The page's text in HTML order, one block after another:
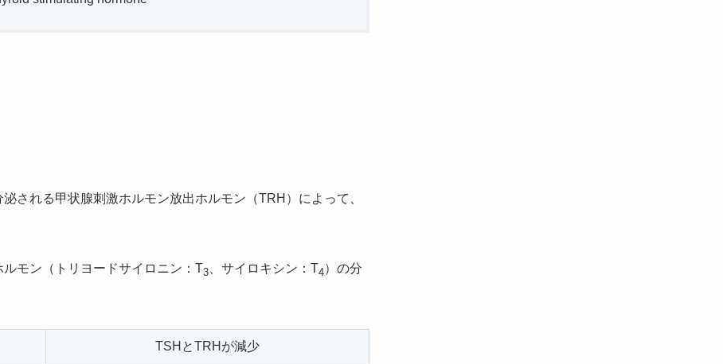
される甲状腺刺激ホルモン放出ホルモン（TRH）によって、
モン（トリヨードサイロニン：T3 、サイロキシン：T4）の分
TSHとTRHが減少